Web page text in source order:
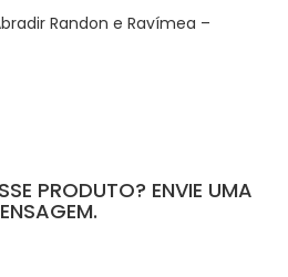
PRODUTO? ENVIE UMA